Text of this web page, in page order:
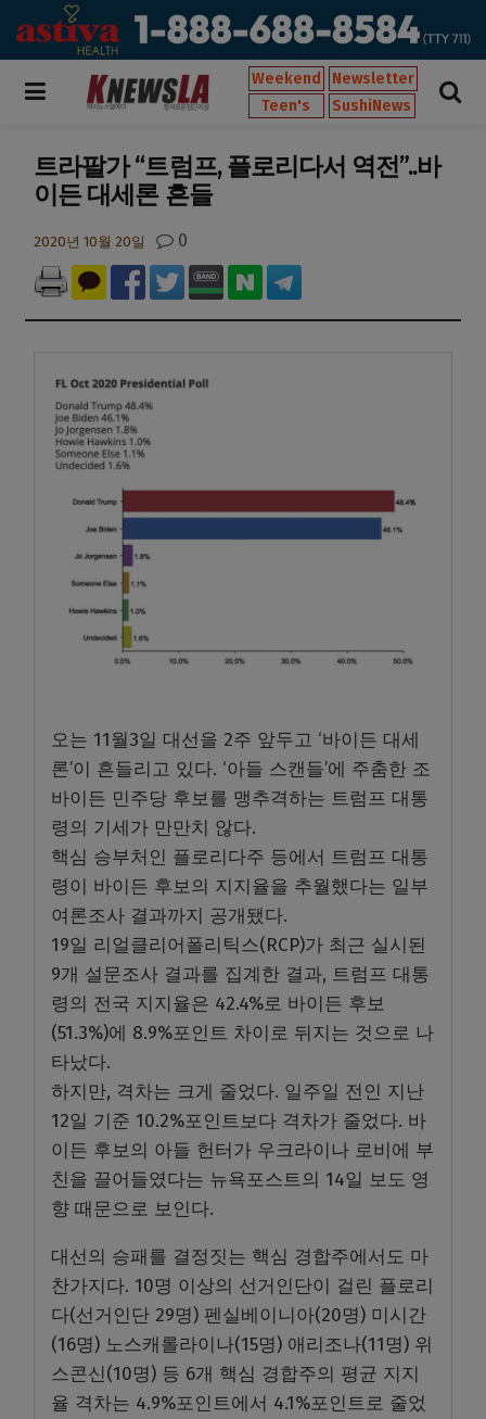
Weekend
Newsletter
Teen's
SushiNews
트라팔가 “트럼프, 플로리다서 역전”..바
이든 대세론 흔들
2020년 10월 20일 0
오는 11월3일 대선을 2주 앞두고 ‘바이든 대세
론’이 흔들리고 있다. ‘아들 스캔들’에 주춤한 조
바이든 민주당 후보를 맹추격하는 트럼프 대통
령의 기세가 만만치 않다.
핵심 승부처인 플로리다주 등에서 트럼프 대통
령이 바이든 후보의 지지율을 추월했다는 일부
여론조사 결과까지 공개됐다.
19일 리얼클리어폴리틱스(RCP)가 최근 실시된
9개 설문조사 결과를 집계한 결과, 트럼프 대통
령의 전국 지지율은 42.4%로 바이든 후보
(51.3%)에 8.9%포인트 차이로 뒤지는 것으로 나
타났다.
하지만, 격차는 크게 줄었다. 일주일 전인 지난
12일 기준 10.2%포인트보다 격차가 줄었다. 바
이든 후보의 아들 헌터가 우크라이나 로비에 부
친을 끌어들였다는 뉴욕포스트의 14일 보도 영
향 때문으로 보인다.
대선의 승패를 결정짓는 핵심 경합주에서도 마
찬가지다. 10명 이상의 선거인단이 걸린 플로리
다(선거인단 29명) 펜실베이니아(20명) 미시간
(16명) 노스캐롤라이나(15명) 애리조나(11명) 위
스콘신(10명) 등 6개 핵심 경합주의 평균 지지
율 격차는 4.9%포인트에서 4.1%포인트로 줄었